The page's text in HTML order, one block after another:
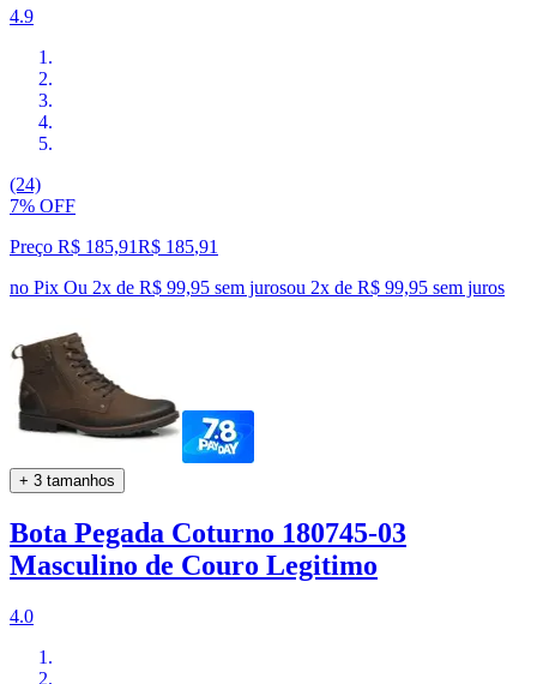
4.9
(24)
7% OFF
Preço R$ 185,91R$ 185,91
no Pix Ou 2x de R$ 99,95 sem jurosou 2x de R$ 99,95 sem juros
+ 3 tamanhos
Bota Pegada Coturno 180745-03
Masculino de Couro Legitimo
4.0